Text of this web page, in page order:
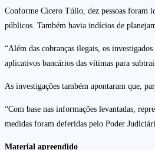
Conforme Cícero Túlio, dez pessoas foram
públicos. Também havia indícios de
“Além das cobranças ilegais, os
aplicativos bancários das vítimas para
As investigações também apontaram que,
“Com base nas informações levantadas,
medidas foram deferidas pelo Poder
Material apreendido